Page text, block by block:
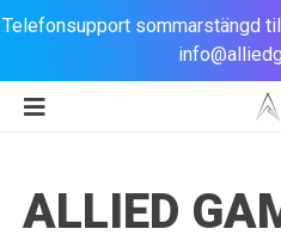
Telefonsupport sommarstängd
ALLIED